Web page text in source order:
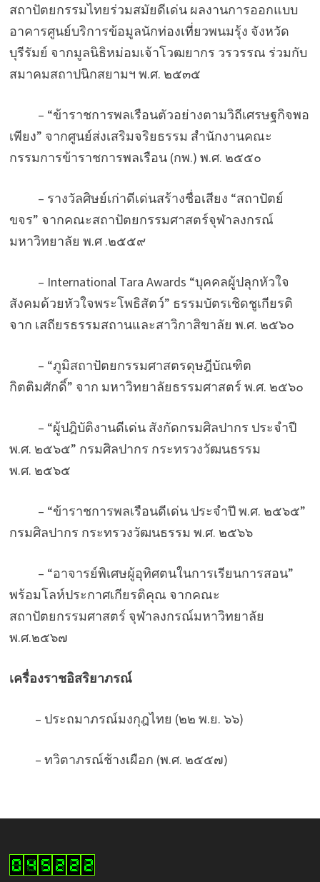
สถาปัตยกรรมไทยร่วมสมัยดีเด่น ผลงานการออกแบบ
อาคารศูนย์บริการข้อมูลนักท่องเที่ยวพนมรุ้ง จังหวัด
บุรีรัมย์ จากมูลนิธิหม่อมเจ้าโวฒยากร วรวรรณ ร่วมกับ
สมาคมสถาปนิกสยามฯ พ.ศ. ๒๕๓๕
– “ข้าราชการพลเรือนตัวอย่างตามวิถีเศรษฐกิจพอ
เพียง” จากศูนย์ส่งเสริมจริยธรรม สำนักงานคณะ
กรรมการข้าราชการพลเรือน (กพ.) พ.ศ. ๒๕๕๐
– รางวัลศิษย์เก่าดีเด่นสร้างชื่อเสียง “สถาปัตย์
ขจร” จากคณะสถาปัตยกรรมศาสตร์จุฬาลงกรณ์
มหาวิทยาลัย พ.ศ .๒๕๕๙
– International Tara Awards “บุคคลผู้ปลุกหัวใจ
สังคมด้วยหัวใจพระโพธิสัตว์” ธรรมบัตรเชิดชูเกียรติ
จาก เสถียรธรรมสถานและสาวิกาสิขาลัย พ.ศ. ๒๕๖๐
– “ภูมิสถาปัตยกรรมศาสตรดุษฎีบัณฑิต
กิตติมศักดิ์” จาก มหาวิทยาลัยธรรมศาสตร์ พ.ศ. ๒๕๖๐
– “ผู้ปฎิบัติงานดีเด่น สังกัดกรมศิลปากร ประจำปี
พ.ศ. ๒๕๖๕” กรมศิลปากร กระทรวงวัฒนธรรม
พ.ศ. ๒๕๖๕
– “ข้าราชการพลเรือนดีเด่น ประจำปี พ.ศ. ๒๕๖๕”
กรมศิลปากร กระทรวงวัฒนธรรม พ.ศ. ๒๕๖๖
– “อาจารย์พิเศษผู้อุทิศตนในการเรียนการสอน”
พร้อมโลห์ประกาศเกียรติคุณ จากคณะ
สถาปัตยกรรมศาสตร์ จุฬาลงกรณ์มหาวิทยาลัย
พ.ศ.๒๕๖๗
เครื่องราชอิสริยาภรณ์
– ประถมาภรณ์มงกุฎไทย (๒๒ พ.ย. ๖๖)
– ทวิตาภรณ์ช้างเผือก (พ.ศ. ๒๕๕๗)